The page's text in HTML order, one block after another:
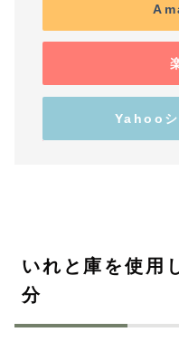
Yahooシ
いれと庫を使用
分